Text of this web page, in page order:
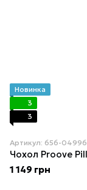
Новинка
3
3
Артикул: 656-04996
1 149 грн